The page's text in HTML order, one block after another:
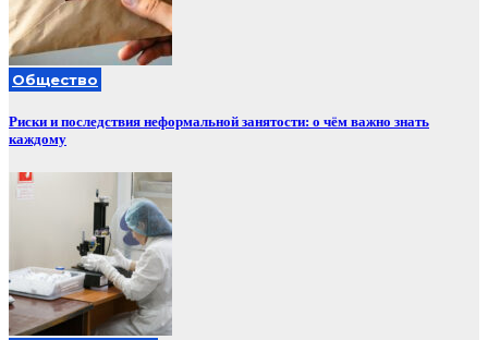
Общество
Риски и последствия неформальной занятости: о чём важно знать
каждому